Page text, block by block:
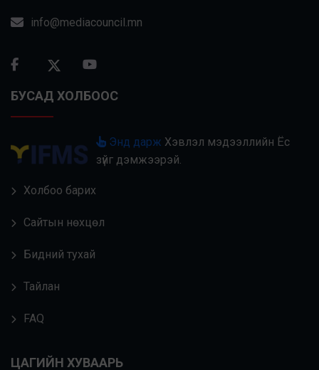
info@mediacouncil.mn
БУСАД ХОЛБООС
Энд дарж Хэвлэл мэдээллийн Ёс
зүйг дэмжээрэй.
Холбоо барих
Сайтын нөхцөл
Бидний тухай
Тайлан
FAQ
ЦАГИЙН ХУВААРЬ